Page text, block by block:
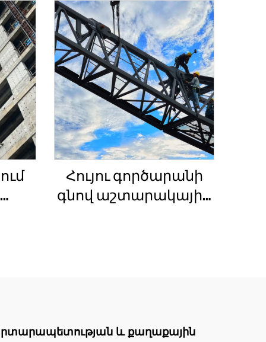
Հույու գործարանի
գնով աշտարակային
և քաղաքային